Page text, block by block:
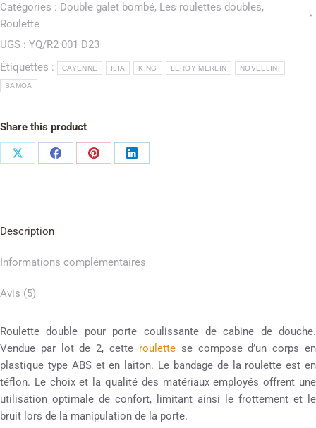
Catégories : Double galet bombé, Les roulettes doubles,
Roulette
UGS : YQ/R2 001 D23
Étiquettes :
CAYENNE ILIA KING LEROY MERLIN NOVELLINI
SAMOA
Share this product
Description
Informations complémentaires
Avis (5)
Roulette double pour porte coulissante de cabine de douche.
Vendue par lot de 2, cette roulettese compose d’un corps en
plastique type ABS et en laiton. Le bandage de la roulette est en
téflon. Le choix et la qualité des matériaux employés offrent une
utilisation optimale de confort, limitant ainsi le frottement et le
bruit lors de la manipulation de la porte.